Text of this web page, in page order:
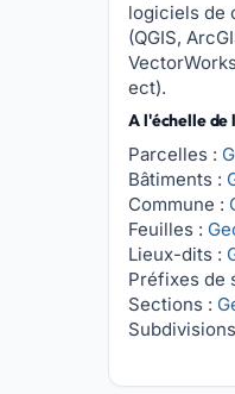
logiciels de
(QGIS,
ect).
A l'échelle de
Parcelles :
Bâtiments :
Commune :
Feuilles :
Lieux-dits :
Préfixes de
Sections :